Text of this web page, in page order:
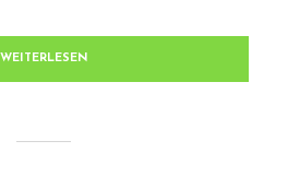
WEITERLESEN